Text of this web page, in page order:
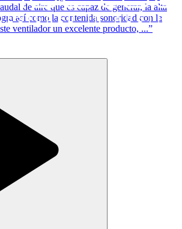
de aire que es capaz de generar, la alta
así como la contenida sonoridad con la
ventilador un excelente producto, ...”